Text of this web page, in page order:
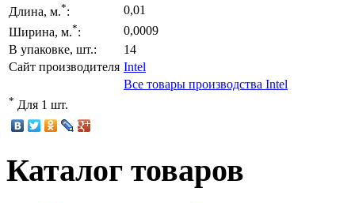
Длина, м.*:
0,01
Ширина, м.*:
0,0009
В упаковке, шт.:
14
Сайт производителя Intel
Все товары производства Intel
* Для 1 шт.
Каталог товаров